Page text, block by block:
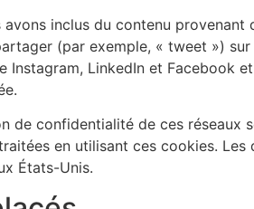
inclus du contenu
(par exemple, « tweet »)
Instagram, LinkedIn et Facebook
de confidentialité de ces
en utilisant ces cookies.
États-Unis.